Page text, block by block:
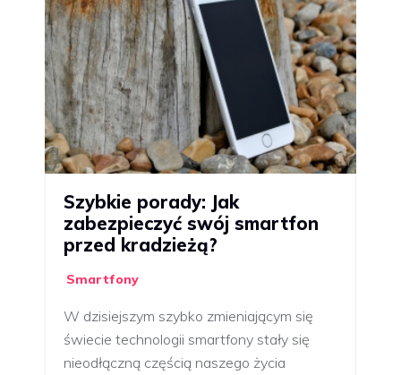
Szybkie porady: Jak
zabezpieczyć swój smartfon
przed kradzieżą?
Smartfony
W dzisiejszym szybko zmieniającym się
świecie technologii smartfony stały się
nieodłączną częścią naszego życia